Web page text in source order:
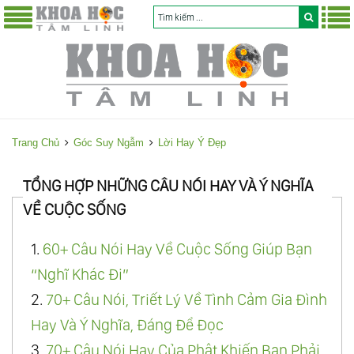
Trang Chủ Góc Suy Ngẫm Lời Hay Ý Đẹp
TỔNG HỢP NHỮNG CÂU NÓI HAY VÀ Ý NGHĨA
VỀ CUỘC SỐNG
1. 60+ Câu Nói Hay Về Cuộc Sống Giúp Bạn
“Nghĩ Khác Đi”
2. 70+ Câu Nói, Triết Lý Về Tình Cảm Gia Đình
Hay Và Ý Nghĩa, Đáng Để Đọc
3. 70+ Câu Nói Hay Của Phật Khiến Bạn Phải